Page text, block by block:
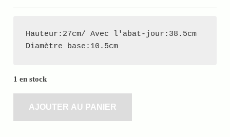
Hauteur:27cm/ Avec l'abat-jour:38.5cm
Diamètre base:10.5cm
1 en stock
AJOUTER AU PANIER